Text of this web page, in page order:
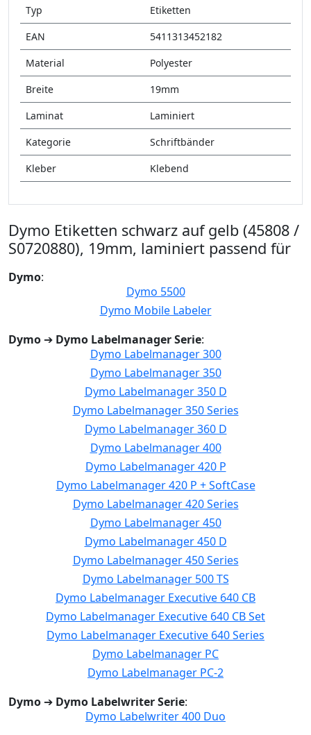
Typ
Etiketten
EAN
5411313452182
Material
Polyester
Breite
19mm
Laminat
Laminiert
Kategorie
Schriftbänder
Kleber
Klebend
Dymo Etiketten schwarz auf gelb (45808 /
S0720880), 19mm, laminiert passend für
Dymo:
Dymo 5500
Dymo Mobile Labeler
Dymo ➔ Dymo Labelmanager Serie:
Dymo Labelmanager 300
Dymo Labelmanager 350
Dymo Labelmanager 350 D
Dymo Labelmanager 350 Series
Dymo Labelmanager 360 D
Dymo Labelmanager 400
Dymo Labelmanager 420 P
Dymo Labelmanager 420 P + SoftCase
Dymo Labelmanager 420 Series
Dymo Labelmanager 450
Dymo Labelmanager 450 D
Dymo Labelmanager 450 Series
Dymo Labelmanager 500 TS
Dymo Labelmanager Executive 640 CB
Dymo Labelmanager Executive 640 CB Set
Dymo Labelmanager Executive 640 Series
Dymo Labelmanager PC
Dymo Labelmanager PC-2
Dymo ➔ Dymo Labelwriter Serie:
Dymo Labelwriter 400 Duo